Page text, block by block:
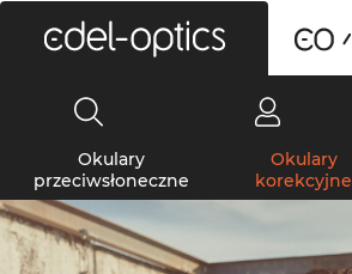
Okulary
przeciwsłoneczne
Okulary
korekcyjne